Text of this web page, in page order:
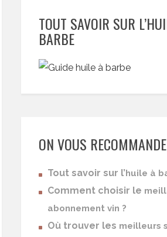
TOUT SAVOIR SUR
BARBE
ON VOUS
Tout savoir sur l’huile à
Comment choisir le
abonnement vin ?
Où trouver les meilleurs